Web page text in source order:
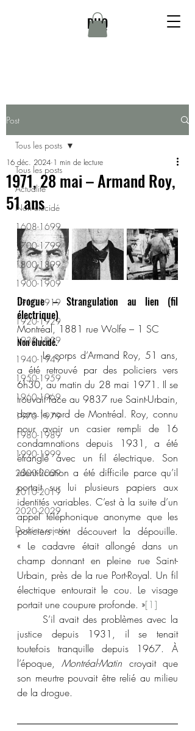
DHQ
Post
Tous les posts
Actualité
Non élucidé
1608-1699
1700-1799
1800-1899
1900-1909
1910-1919
1920-1929
1930-1939
1940-1949
1950-1959
1960-1969
1970-1979
1980-1989
1990-1999
2000-2009
2010-2019
2020-2029
Dossiers rejetés
Tous les posts
1971, 28 mai – Armand Roy,
51 ans
16 déc. 2024 1 min de lecture
Drogue – Strangulation au lien (fil
électrique)
Montréal, 1881 rue Wolfe – 1 SC
Non élucidé.
	Le corps d’Armand Roy, 51 ans,
a été retrouvé par des policiers vers
6h30, au matin du 28 mai 1971. Il se
trouvait face au 9837 rue Saint-Urbain,
dans le nord de Montréal. Roy, connu
pour avoir un casier rempli de 16
condamnations depuis 1931, a été
étranglé avec un fil électrique. Son
identification a été difficile parce qu’il
portait sur lui plusieurs papiers aux
identités variables. C’est à la suite d’un
appel téléphonique anonyme que les
policiers ont découvert la dépouille.
« Le cadavre était allongé dans un
champ donnant en pleine rue Saint-
Urbain, près de la rue Port-Royal. Un fil
électrique entourait le cou. Le visage
portait une coupure profonde. »[1]
justice depuis 1931, il se tenait
toutefois tranquille depuis 1967. À
l’époque, Montréal-Matin croyait que
son meurtre pouvait être relié au milieu
de la drogue.